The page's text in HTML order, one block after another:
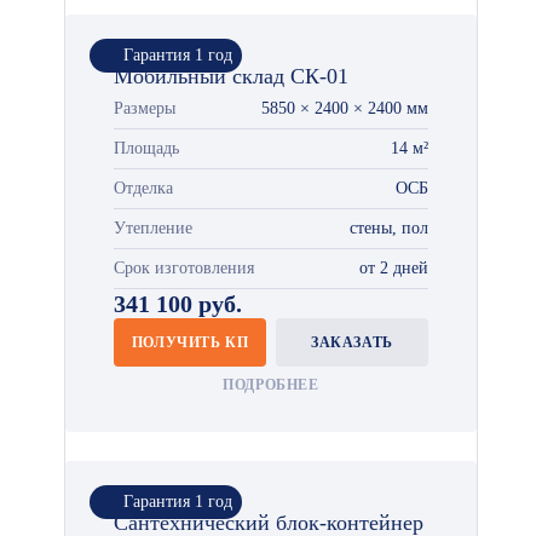
Гарантия 1 год
Мобильный склад СК-01
Размеры 5850 × 2400 × 2400 мм
Площадь 14 м²
Отделка ОСБ
Утепление стены, пол
Срок изготовления от 2 дней
341 100 руб.
ПОЛУЧИТЬ КП ЗАКАЗАТЬ
ПОДРОБНЕЕ
Гарантия 1 год
Сантехнический блок-контейнер